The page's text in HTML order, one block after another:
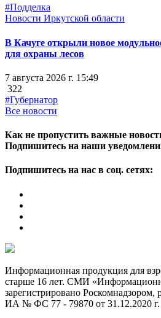
#Подделка
Новости Иркутской области
В Качуге открыли новое
для охраны лесов
7 августа 2026 г. 15:49
322
#Губернатор
Все новости
Как не пропустить важные
Подпишитесь на наши
Подпишитесь на нас в соц. сетях:
Информационная продукция для
старше 16 лет. СМИ
зарегистрировано
ИА № ФС 77 - 79870 от 31.12.2020 г.